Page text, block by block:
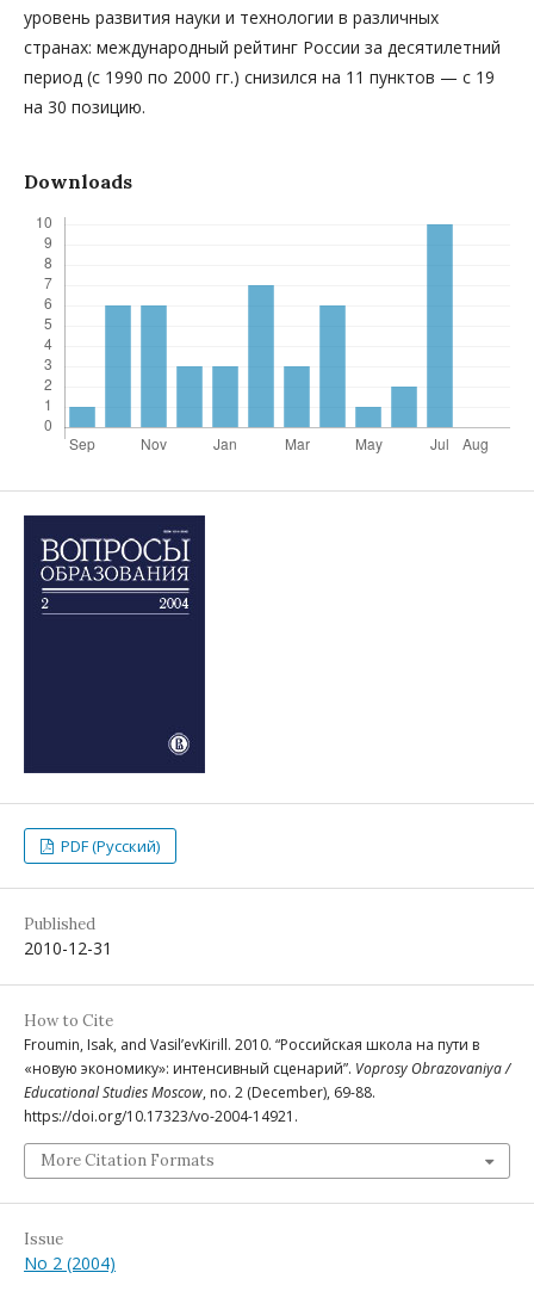
уровень развития науки и технологии в различных
странах: международный рейтинг России за десятилетний
период (с 1990 по 2000 гг.) снизился на 11 пунктов — с 19
на 30 позицию.
Downloads
PDF (Русский)
Published
2010-12-31
How to Cite
Froumin, Isak, and Vasil’evKirill. 2010. “Российская школа на пути в
«новую экономику»: интенсивный сценарий”. Voprosy Obrazovaniya /
Educational Studies Moscow, no. 2 (December), 69-88.
https://doi.org/10.17323/vo-2004-14921.
More Citation Formats
Issue
No 2 (2004)